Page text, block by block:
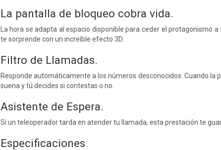
La pantalla de bloqueo cobra vida.
La hora se adapta al espacio disponible para ceder el protagonismo
te sorprende con un increíble efecto 3D.
Filtro de Llamadas.
Responde automáticamente a los números desconocidos. Cuando
suena y tú decides si contestas o no.
Asistente de Espera.
Si un teleoperador tarda en atender tu llamada, esta prestación te
Especificaciones